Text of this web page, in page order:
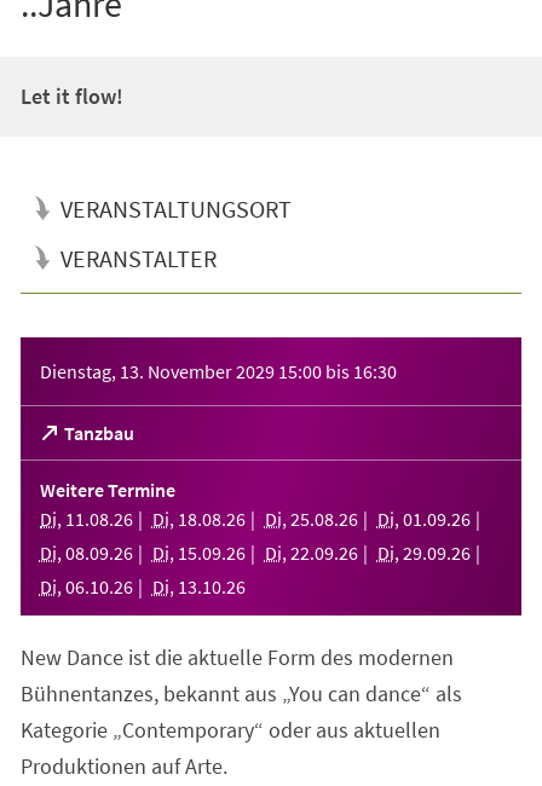
Let it flow!
VERANSTALTUNGSORT
VERANSTALTER
Dienstag, 13. November 2029 15:00 bis 16:30
Tanzbau
(Öffnet
in
einem
neuen
Tab)
Weitere Termine
Di, 11 .08.26 Di, 18.08.26 Di, 25.08.26 Di, 01 .09.26
Di, 08.09.26 Di, 15.09.26 Di, 22.09.26 Di, 29.09.26
Di, 06.10.26 Di, 13.10.26
New Dance ist die aktuelle Form des modernen
Bühnentanzes, bekannt aus „You can dance“ als
Kategorie „Contemporary“ oder aus aktuellen
Produktionen auf Arte.